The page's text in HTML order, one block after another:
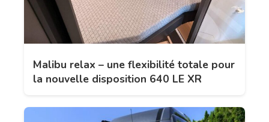
Malibu relax – une flexibilité totale pour
la nouvelle disposition 640 LE XR